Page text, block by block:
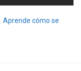
Aprende cómo se